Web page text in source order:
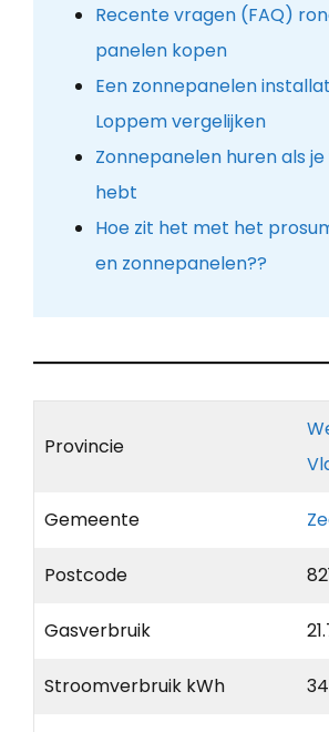
Recente vragen (FAQ)
panelen kopen
Een zonnepanelen
Loppem vergelijken
Zonnepanelen huren als
hebt
Hoe zit het met het
en zonnepanelen??
Provincie
Gemeente
Postcode
Gasverbruik
Stroomverbruik kWh